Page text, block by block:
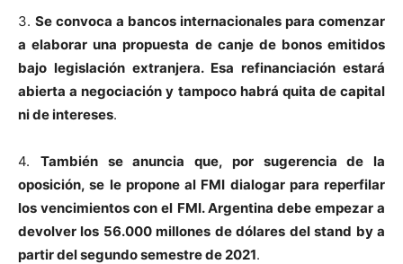
3. Se convoca a bancos internacionales para comenzar
a elaborar una propuesta de canje de bonos emitidos
bajo legislación extranjera. Esa refinanciación estará
abierta a negociación y tampoco habrá quita de capital
ni de intereses.
4. También se anuncia que, por sugerencia de la
oposición, se le propone al FMI dialogar para reperfilar
los vencimientos con el FMI. Argentina debe empezar a
devolver los 56.000 millones de dólares del stand by a
partir del segundo semestre de 2021.